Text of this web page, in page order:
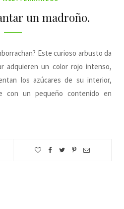
un madroño.
Este curioso arbusto da
adquieren un color rojo intenso,
los azúcares de su interior,
con un pequeño contenido en